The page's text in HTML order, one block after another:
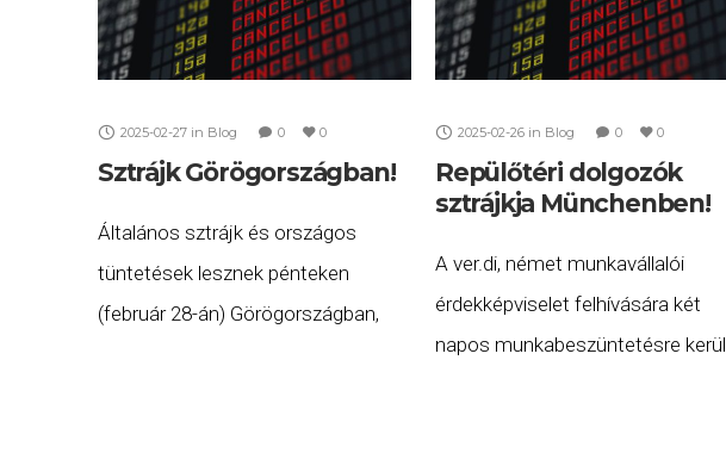
2025-02-27 in Blog 0 0
Sztrájk Görögországban!
Általános sztrájk és országos
tüntetések lesznek pénteken
(február 28-án) Görögországban,
2025-02-26 in Blog 0 0
Repülőtéri dolgozók
sztrájkja Münchenben!
A ver.di, német munkavállalói
érdekképviselet felhívására két
napos munkabeszüntetésre kerül